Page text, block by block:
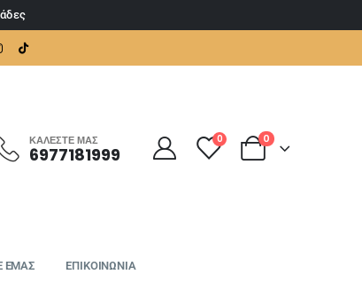
ΚΑΛΈΣΤΕ ΜΑΣ
6977181999
0 0
ΕΜΑΣ ΕΠΙΚΟΙΝΩΝΙΑ